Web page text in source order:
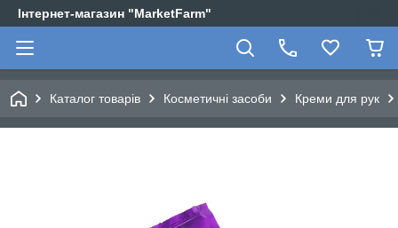
Інтернет-магазин "MarketFarm"
Каталог товарів Косметичні засоби Креми для рук